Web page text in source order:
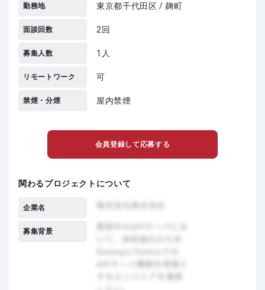
勤務地 東京都千代田区 / 麹町
面談回数 2回
募集人数 1人
リモートワーク 可
禁煙・分煙 屋内禁煙
会員登録して応募する
関わるプロジェクトについて
企業名
募集背景